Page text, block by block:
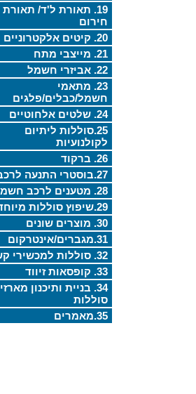
19. תאורת ל'ד/ תאורת
חירום
20. קיטים אלקטרוניים
21. מייצבי מתח
22. אביזרי חשמל
23. מתאמי
חשמל/כבלים/פלגים
24. שלטים אלחוטיים
25.סוללות ליתיום
לקולנועיות
26. ברקוד
27.בוסטרי התנעה לרכב
28. מטענים לרכב חשמלי
29.שיפוץ סוללות מיוחדות
30. מוצרים שונים
31.מגברים/אינטרקום
32. סוללות למכשירי קשר
33. קופסאות זיווד
34. בניית ותיכנון מארזי
סוללות
35.מאמרים